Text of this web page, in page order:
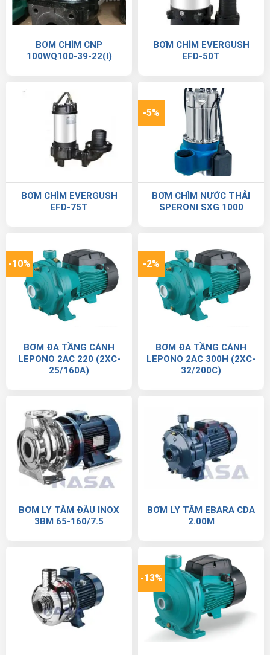
BƠM CHÌM CNP
100WQ100-39-22(I)
BƠM CHÌM EVERGUSH
EFD-50T
BƠM CHÌM EVERGUSH
EFD-75T
-5%
BƠM CHÌM NƯỚC THẢI
SPERONI SXG 1000
-10%
BƠM ĐA TẦNG CÁNH
LEPONO 2AC 220 (2XC-
25/160A)
-2%
BƠM ĐA TẦNG CÁNH
LEPONO 2AC 300H (2XC-
32/200C)
BƠM LY TÂM ĐẦU INOX
3BM 65-160/7.5
BƠM LY TÂM EBARA CDA
2.00M
-13%